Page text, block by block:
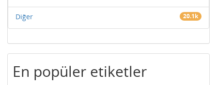
Diğer 20.1k
En popüler etiketler